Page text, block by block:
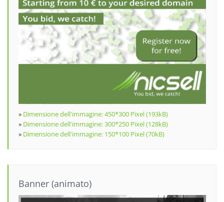
» Dimensione dell'immagine: 450*300 Pixel (193kB)
» Dimensione dell'immagine: 300*250 Pixel (128kB)
» Dimensione dell'immagine: 150*100 Pixel (70kB)
Banner (animato)